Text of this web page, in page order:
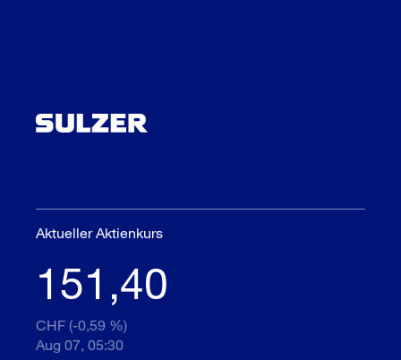
Aktueller Aktienkurs
151,40
CHF (-0,59 %)
Aug 07, 05:30